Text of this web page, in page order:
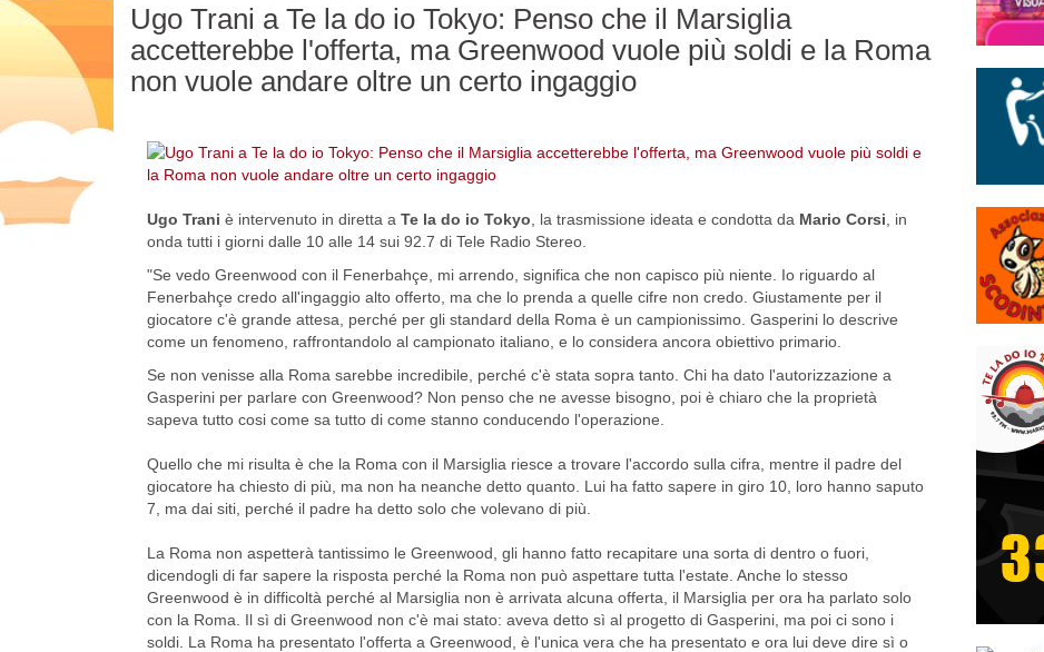
Ugo Trani a Te la do io Tokyo: Penso che il Marsiglia
accetterebbe l'offerta, ma Greenwood vuole più soldi e la Roma
non vuole andare oltre un certo ingaggio
Ugo Trani è intervenuto in diretta a Te la do io Tokyo , la trasmissione ideata e condotta da Mario Corsi , in
onda tutti i giorni dalle 10 alle 14 sui 92.7 di Tele Radio Stereo.
"Se vedo Greenwood con il Fenerbahçe, mi arrendo, significa che non capisco più niente. Io riguardo al
Fenerbahçe credo all'ingaggio alto offerto, ma che lo prenda a quelle cifre non credo. Giustamente per il
giocatore c'è grande attesa, perché per gli standard della Roma è un campionissimo. Gasperini lo descrive
come un fenomeno, raffrontandolo al campionato italiano, e lo considera ancora obiettivo primario.
Se non venisse alla Roma sarebbe incredibile, perché c'è stata sopra tanto. Chi ha dato l'autorizzazione a
Gasperini per parlare con Greenwood? Non penso che ne avesse bisogno, poi è chiaro che la proprietà
sapeva tutto cosi come sa tutto di come stanno conducendo l'operazione.
Quello che mi risulta è che la Roma con il Marsiglia riesce a trovare l'accordo sulla cifra, mentre il padre del
giocatore ha chiesto di più, ma non ha neanche detto quanto. Lui ha fatto sapere in giro 10, loro hanno saputo
7, ma dai siti, perché il padre ha detto solo che volevano di più.
La Roma non aspetterà tantissimo le Greenwood, gli hanno fatto recapitare una sorta di dentro o fuori,
dicendogli di far sapere la risposta perché la Roma non può aspettare tutta l'estate. Anche lo stesso
Greenwood è in difficoltà perché al Marsiglia non è arrivata alcuna offerta, il Marsiglia per ora ha parlato solo
con la Roma. Il sì di Greenwood non c'è mai stato: aveva detto sì al progetto di Gasperini, ma poi ci sono i
soldi. La Roma ha presentato l'offerta a Greenwood, è l'unica vera che ha presentato e ora lui deve dire sì o